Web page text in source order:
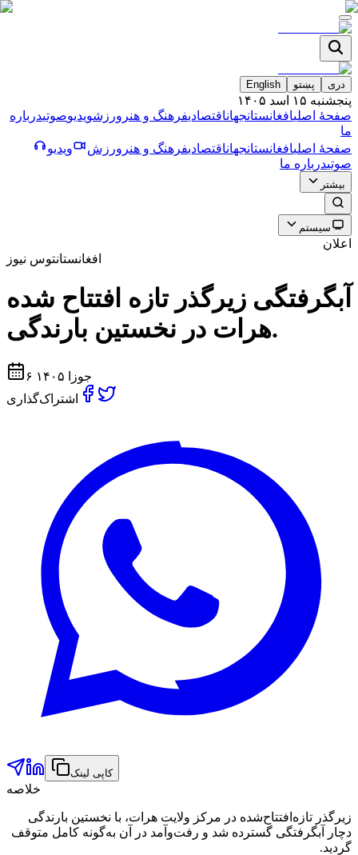
دری پښتو English
پنجشنبه ۱۵ اسد ۱۴۰۵
صفحۀ اصلیافغانستانجهاناقتصادیفرهنگ و هنر ورزشویدیوصوتیدرباره
ما
صفحۀ اصلیافغانستانجهاناقتصادیفرهنگ و هنر ورزش
ویدیو
صوتیدرباره ما
بیشتر
سیستم
اعلان
افغانستانتوس نیوز
آبگرفتگى زيرگذر تازه افتتاح شده
هرات در نخستين بارندگى.
۶ جوزا ۱۴۰۵
اشتراک‌گذاری
کاپی لینک
خلاصه
زیرگذر تازه‌افتتاح‌شده در مرکز ولایت هرات، با نخستین بارندگی
دچار آبگرفتگی گسترده شد و رفت‌وآمد در آن به‌گونه کامل متوقف
گردید.